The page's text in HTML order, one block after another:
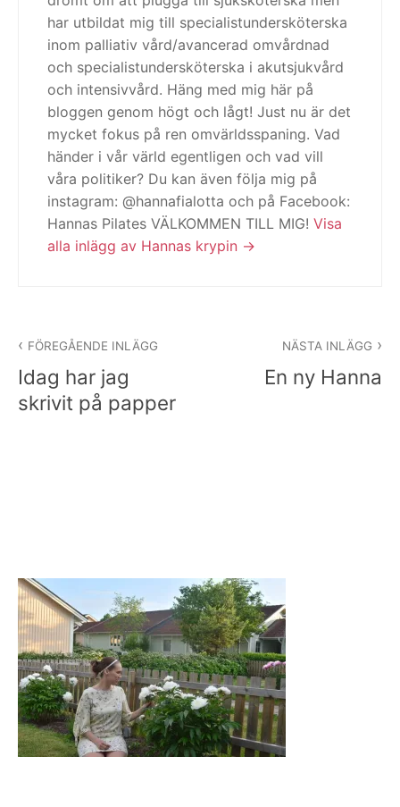
har utbildat mig till specialistundersköterska
inom palliativ vård/avancerad omvårdnad
och specialistundersköterska i akutsjukvård
och intensivvård. Häng med mig här på
bloggen genom högt och lågt! Just nu är det
mycket fokus på ren omvärldsspaning. Vad
händer i vår värld egentligen och vad vill
våra politiker? Du kan även följa mig på
instagram: @hannafialotta och på Facebook:
Hannas Pilates VÄLKOMMEN TILL MIG! Visa
alla inlägg av Hannas krypin
FÖREGÅENDE INLÄGG
Idag har jag
skrivit på papper
NÄSTA INLÄGG
En ny Hanna